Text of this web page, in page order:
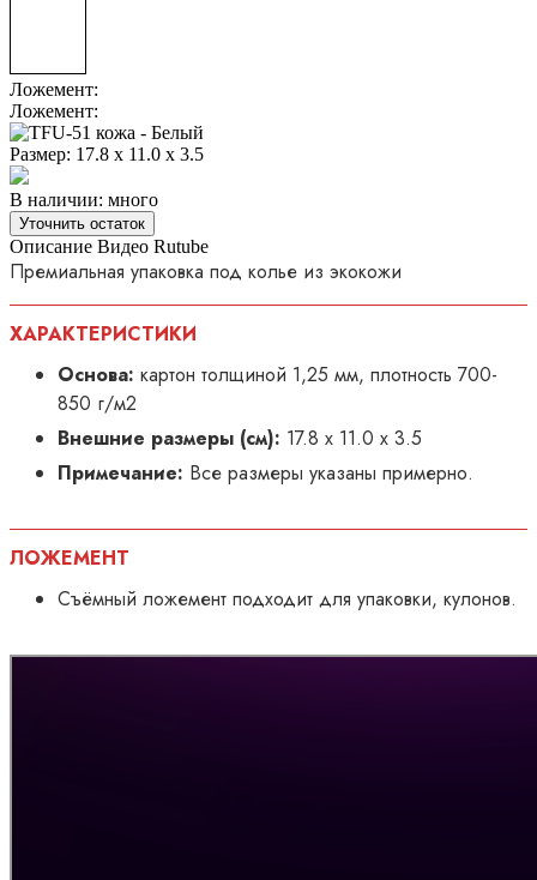
Ложемент:
Ложемент:
Размер: 17.8 х 11.0 х 3.5
В наличии: много
Уточнить остаток
Описание Видео Rutube
Премиальная упаковка под колье из экокожи
ХАРАКТЕРИСТИКИ
Основа: картон толщиной 1,25 мм, плотность 700-
850 г/м2
Внешние размеры (см): 17.8 х 11.0 х 3.5
Примечание: Все размеры указаны примерно.
ЛОЖЕМЕНТ
Съёмный ложемент подходит для упаковки, кулонов.